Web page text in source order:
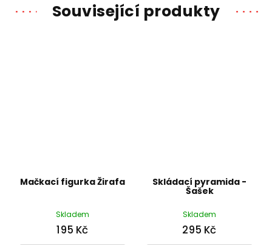
Související produkty
Mačkací figurka Žirafa
Skladem
195 Kč
Skládací pyramida -
Šašek
Skladem
295 Kč